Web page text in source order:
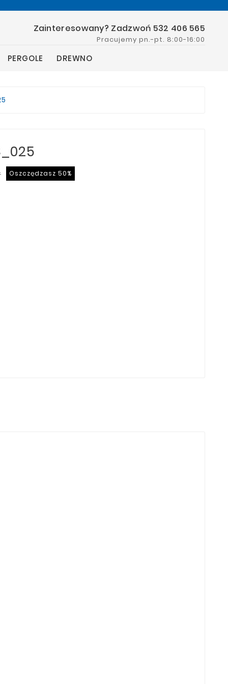
Zainteresowany? Zadzwoń 532 406 565
Pracujemy pn.-pt. 8:00-16:00
PERGOLE DREWNO
Oszczędzasz 50%